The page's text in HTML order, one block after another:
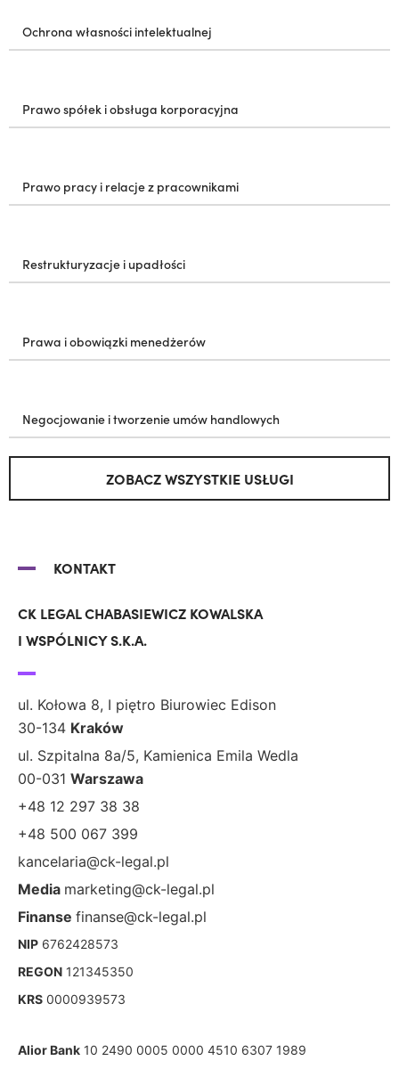
Ochrona własności intelektualnej
Prawo spółek i obsługa korporacyjna
Prawo pracy i relacje z pracownikami
Restrukturyzacje i upadłości
Prawa i obowiązki menedżerów
Negocjowanie i tworzenie umów handlowych
ZOBACZ WSZYSTKIE USŁUGI
KONTAKT
CK LEGAL CHABASIEWICZ KOWALSKA
I WSPÓLNICY S.K.A.
ul. Kołowa 8, I piętro Biurowiec Edison
30-134 Kraków
ul. Szpitalna 8a/5, Kamienica Emila Wedla
00-031 Warszawa
+48 12 297 38 38
+48 500 067 399
kancelaria@ck-legal.pl
Media marketing@ck-legal.pl
Finanse finanse@ck-legal.pl
NIP 6762428573
REGON 121345350
KRS 0000939573
Alior Bank 10 2490 0005 0000 4510 6307 1989